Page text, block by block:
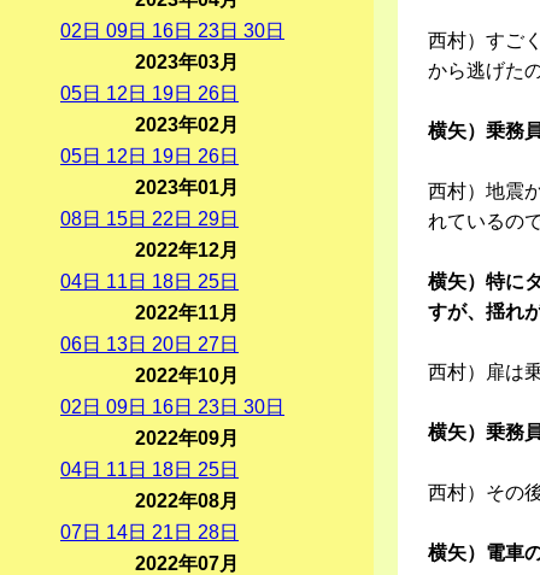
西村）すご
から逃げた
横矢）乗務
西村）地震
れているの
横矢）特に
すが、揺れ
西村）扉は
横矢）乗務
西村）その
横矢）電車
02 日 09日 16日 23日 30日
2023年03月
05日 12 日 19日 26日
2023年02月
05日 12 日 19日 26日
2023年01月
08日 15日 22 日 29日
2022年12月
04日 11 日 18日 25日
2022年11月
06日 13日 20日 27日
2022年10月
02 日 09日 16日 23日 30日
2022年09月
04日 11 日 18日 25日
2022年08月
07日 14日 21 日 28日
2022年07月